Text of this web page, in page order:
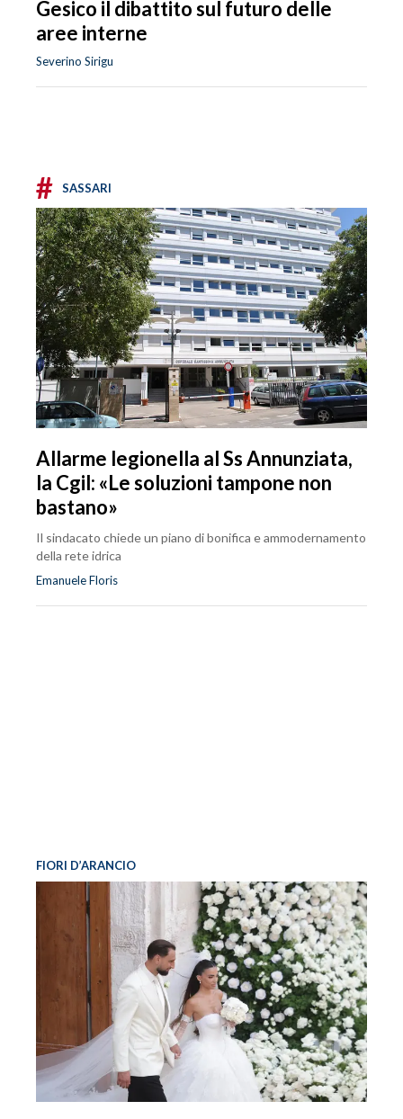
Gesico il dibattito sul futuro delle
aree interne
Severino Sirigu
# SASSARI
Allarme legionella al Ss Annunziata,
la Cgil: «Le soluzioni tampone non
bastano»
Il sindacato chiede un piano di bonifica e ammodernamento
della rete idrica
Emanuele Floris
FIORI D’ARANCIO